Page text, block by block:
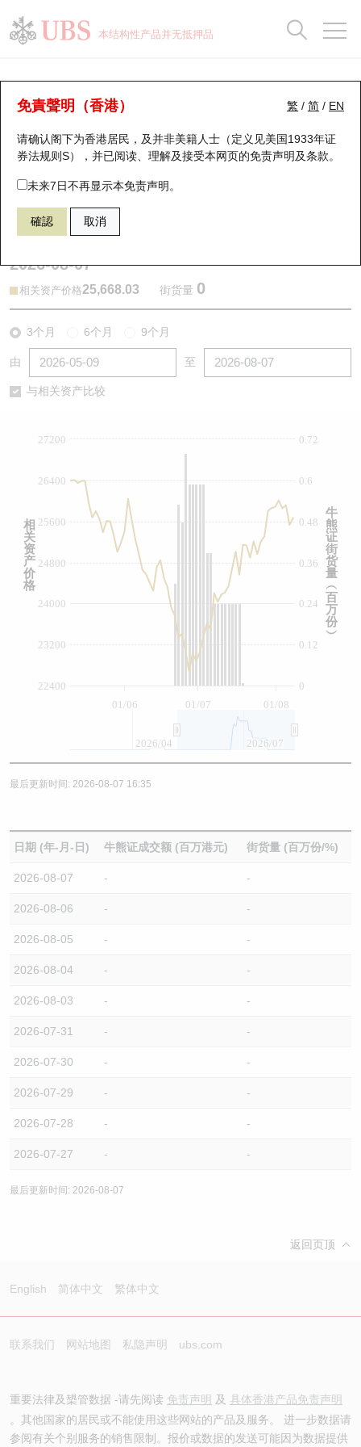
本结构性产品并无抵押品
繁 / 简 / EN
免責聲明（香港）
请确认阁下为香港居民，及并非美籍人士（定义见美国1933年证
券法规则S），并已阅读、理解及接受本网页的免责声明及条款。
未来7日不再显示本免责声明。
確認 取消
牛熊证分析仪
表现 街货统计 比较
68302 瑞银牛证 HSI 恒生指数
2026-08-07
相关资产价格25,668.03 街货量 0
3个月 6个月 9个月
由 至
与相关资产比较
01/07
01/06 01/08
0
0.12
0.24
0.36
0.48
0.6
0.72
24000
22400
23200
24800
25600
26400
27200
2026/04 2026/07
牛
熊
证
街
货
量
︵
百
万
份
︶
相
关
资
产
价
格
最后更新时间: 2026-08-07 16:35
日期 (年-月-日) 牛熊证成交额 (百万港元) 街货量 (百万份/%)
2026-08-07 - -
2026-08-06 - -
2026-08-05 - -
2026-08-04 - -
2026-08-03 - -
2026-07-31 - -
2026-07-30 - -
2026-07-29 - -
2026-07-28 - -
2026-07-27 - -
最后更新时间: 2026-08-07
返回页顶
English 简体中文 繁体中文
联系我们 网站地图 私隐声明 ubs.com
重要法律及槼管数据 -请先阅读 免责声明 及 具体香港产品免责声明
。其他国家的居民或不能使用这些网站的产品及服务。 进一步数据请
参阅有关个别服务的销售限制。报价或数据的发送可能因为数据提供
瑞银认股证一览
新发行瑞银认股证
即将到期认股证
认股证到期结算价查找
认股证分析仪
认股证/牛熊证日志
街货统计
比较
牛熊全景快搜
牛熊证搜寻
牛熊证街货分布图
正股牛熊证列表
新发行瑞银牛熊证
牛熊证到期结算价查找
牛熊证文件及公告
牛熊证文件及公告 (瑞信)
街货统计
比较
十大升幅/跌幅
十大认股证成交分布
十天股证占大市成交
资金流
街货统计
正股分析仪
二十大活跃股份
恒指成份股
国指成份股
科指成份股
中资ETFs溢价比较
收市竞价变化
持股比重
显示所有持股比重
每月轮证大市专题
轮证专栏
讲座及教育短片
认股证投资者教育
牛熊证投资者教育